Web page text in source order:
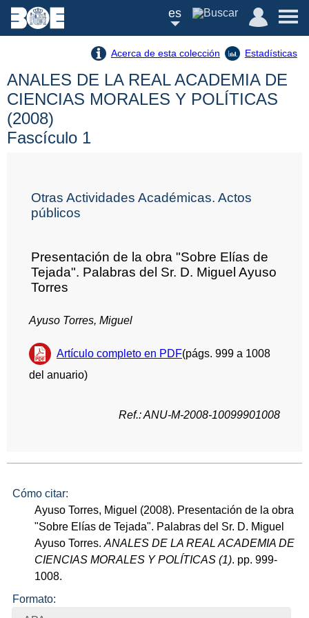
es
Acerca de esta colección Estadísticas
ANALES DE LA REAL ACADEMIA DE
CIENCIAS MORALES Y POLÍTICAS
(2008)
Fascículo 1
Otras Actividades Académicas. Actos
públicos
Presentación de la obra "Sobre Elías de
Tejada". Palabras del Sr. D. Miguel Ayuso
Torres
Ayuso Torres, Miguel
Artículo completo en PDF(págs. 999 a 1008
del anuario)
Ref.: ANU-M-2008-10099901008
Cómo citar:
Ayuso Torres, Miguel (2008). Presentación de la obra
"Sobre Elías de Tejada". Palabras del Sr. D. Miguel
Ayuso Torres.ANALES DE LA REAL ACADEMIA DE
CIENCIAS MORALES Y POLÍTICAS (1). pp. 999-
1008.
Formato: